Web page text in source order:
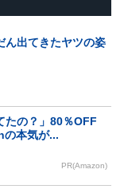
ん出てきたヤツの姿
たの？」80％OFF
の本気が...
PR(Amazon)